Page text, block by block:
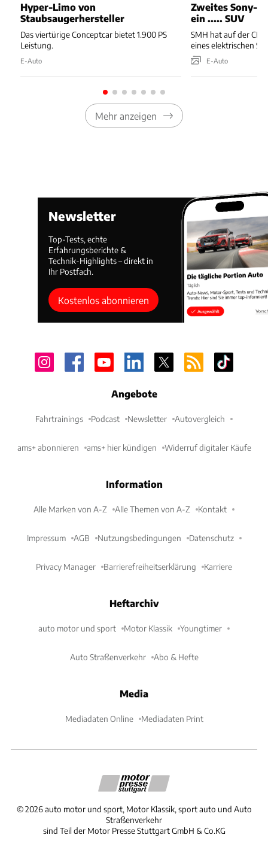
Hyper-Limo von
Staubsaugerhersteller
Das viertürige Conceptcar bietet 1.900 PS
Leistung.
E-Auto
Zweites Sony-
ein ..... SUV
SMH hat auf der
eines elektrischen
E-Auto
Mehr anzeigen
Newsletter
Top-Tests, echte
Erfahrungsberichte &
Technik-Highlights – direkt in
Ihr Postfach.
Kostenlos abonnieren
Angebote
Fahrtrainings Podcast Newsletter Autovergleich
ams+ abonnieren ams+ hier kündigen Widerruf digitaler Käufe
Information
Alle Marken von A-Z Alle Themen von A-Z Kontakt
Impressum AGB Nutzungsbedingungen Datenschutz
Privacy Manager Barrierefreiheitserklärung Karriere
Heftarchiv
auto motor und sport Motor Klassik Youngtimer
Auto Straßenverkehr Abo & Hefte
Media
Mediadaten Online Mediadaten Print
©2026 auto motor und sport, Motor Klassik, sport auto und Auto
Straßenverkehr
sind Teil der Motor Presse Stuttgart GmbH & Co.KG